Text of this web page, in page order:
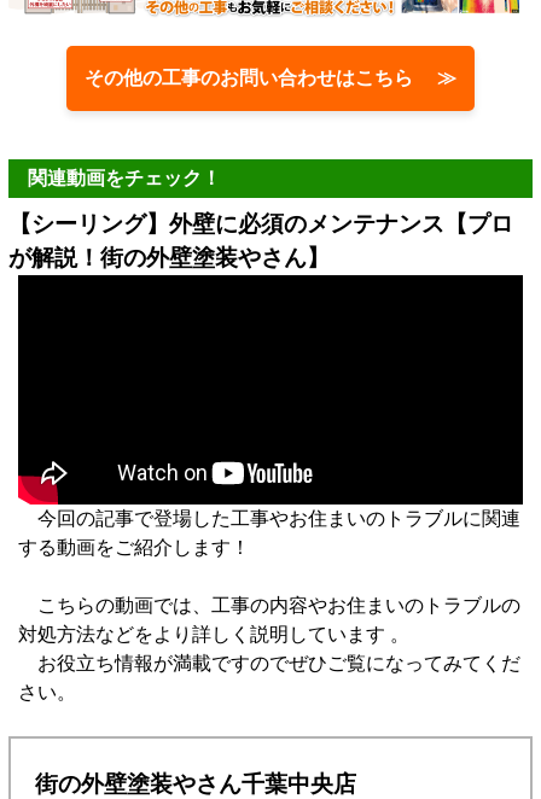
その他の工事のお問い合わせはこちら ≫
関連動画をチェック！
【シーリング】外壁に必須のメンテナンス【プロ
が解説！街の外壁塗装やさん】
今回の記事で登場した工事やお住まいのトラブルに関連
する動画をご紹介します！
こちらの動画では、工事の内容やお住まいのトラブルの
対処方法などをより詳しく説明しています 。
お役立ち情報が満載ですのでぜひご覧になってみてくだ
さい。
街の外壁塗装やさん千葉中央店